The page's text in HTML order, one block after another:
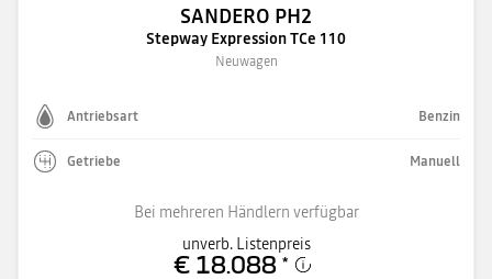
SANDERO PH2
Stepway Expression TCe 110
Neuwagen
Antriebsart Benzin
Getriebe Manuell
Bei mehreren Händlern verfügbar
unverb. Listenpreis
€ 18.088 *